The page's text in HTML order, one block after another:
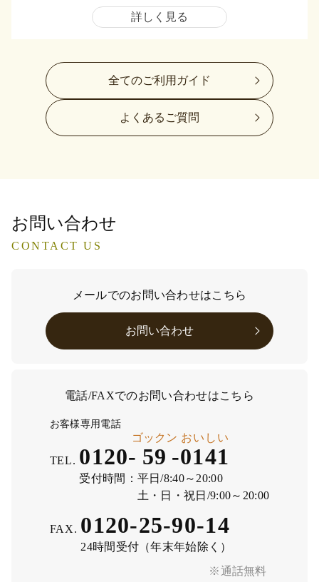
詳しく見る
全てのご利用ガイド
よくあるご質問
お問い合わせ
CONTACT US
メールでのお問い合わせはこちら
お問い合わせ
電話/FAXでのお問い合わせはこちら
※通話無料
お客様専用電話
TEL. 0120- 59
ゴックン
-0141
おいしい
受付時間： 平日/8:40～20:00
土・日・祝日/9:00～20:00
FAX. 0120-25-90-14
24時間受付（年末年始除く）